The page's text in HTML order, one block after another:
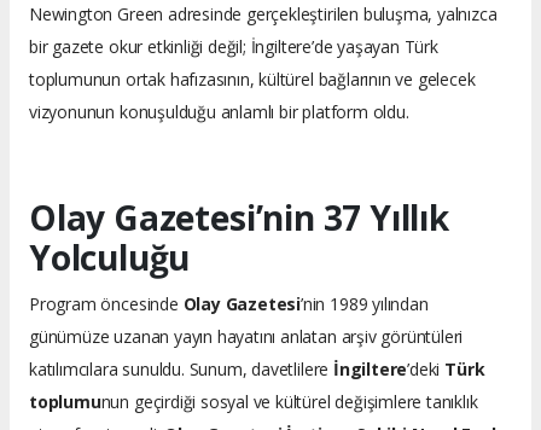
Newington Green adresinde gerçekleştirilen buluşma, yalnızca
bir gazete okur etkinliği değil; İngiltere’de yaşayan Türk
toplumunun ortak hafızasının, kültürel bağlarının ve gelecek
vizyonunun konuşulduğu anlamlı bir platform oldu.
Olay Gazetesi’nin 37 Yıllık
Yolculuğu
Program öncesinde Olay Gazetesi’nin 1989 yılından
günümüze uzanan yayın hayatını anlatan arşiv görüntüleri
katılımcılara sunuldu. Sunum, davetlilere İngiltere’deki Türk
toplumunun geçirdiği sosyal ve kültürel değişimlere tanıklık